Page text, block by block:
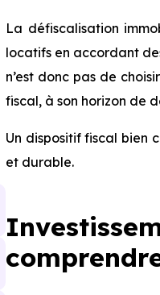
La défiscalisation
locatifs en accordant
n’est donc pas de
fiscal, à son horizon de
Un dispositif fiscal bien
et durable.